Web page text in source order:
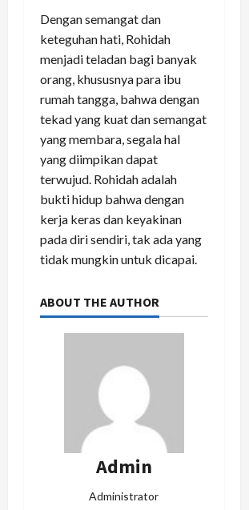
Dengan semangat dan
keteguhan hati, Rohidah
menjadi teladan bagi banyak
orang, khususnya para ibu
rumah tangga, bahwa dengan
tekad yang kuat dan semangat
yang membara, segala hal
yang diimpikan dapat
terwujud. Rohidah adalah
bukti hidup bahwa dengan
kerja keras dan keyakinan
pada diri sendiri, tak ada yang
tidak mungkin untuk dicapai.
ABOUT THE AUTHOR
Admin
Administrator